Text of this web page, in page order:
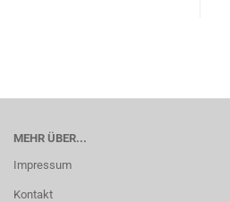
MEHR ÜBER...
Impressum
Kontakt